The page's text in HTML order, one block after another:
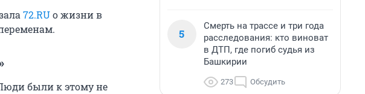
72.RUо жизни в
были к этому не
5
Смерть на трассе и три года
расследования: кто виноват
в ДТП, где погиб судья из
Башкирии
273 Обсудить